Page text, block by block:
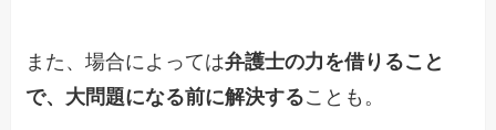
また、場合によっては弁護士の力を借りること
で、大問題になる前に解決することも。